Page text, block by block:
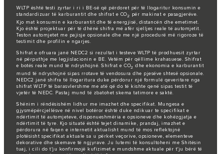
WLTP është testi zyrtar i ri i BE-së që përdoret për të llogaritur konsumin e
standardizuar të karburantit dhe shifrat e CO2
për makinat e pasagjerëve.
Kjo mat konsumin e karburantit dhe të energjisë, distancën dhe emetimet.
Kjo është projektuar për të dhënë shifra më afër sjelljes reale të automjetit.
Teston automjetet me pajisje opsionale dhe me një procedurë më rigoroze të
testimit dhe profilin e ngarjes.
Shifrat e ofruara janë NEDC2 si rezultat i testeve WLTP të prodhuesit zyrtar
në përputhje me legjislacionin e BE. Vetëm për qëllime krahasuese. Shifrat
e botës reale mund të ndryshojnë. Shifrat e CO2 dhe ekonomia e karburantit
mund të ndryshojnë sipas rrotave të vendosura dhe pjesëve shtesë opsionale.
NEDC2 janë shifra të llogaritura duke përdorur një formulë qeveritare nga
shifrat WLTP të barasvlershme me atë që do të kishte qenë sipas testit të
vjetër të NEDC. Pastaj mund të zbatohet skema tatimore e saktë.
Shënim i rëndësishëm lidhur me imazhet dhe specifikat. Mungesa e
gjysmëpërcjellësve në nivel botëror është duke ndikuar te specifikat e
ndërtimit të automjeteve, disponueshmëria e opsioneve dhe kohëzgjatja e
ndërtimit të tyre. Kjo situatë është tejet dinamike, prandaj, imazhet e
përdorura në faqen e internetit aktualisht mund të mos reflektojnë
plotësisht specifikat aktuale sa u përket veçorive, opsioneve, elementeve
dekorative dhe skemave të ngjyrave. Ju lutemi të konsultoheni me Shitësin
tuaj, i cili do t'ju konfirmojë kufizimet e mundshme aktuale për t'ju bërë të